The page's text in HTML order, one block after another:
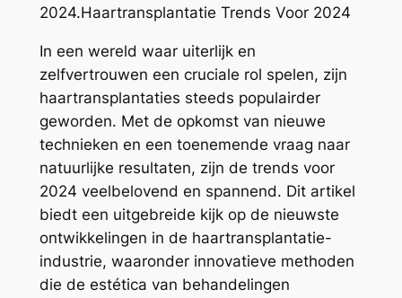
2024.Haartransplantatie Trends Voor 2024
In een wereld waar uiterlijk en
zelfvertrouwen een cruciale rol spelen, zijn
haartransplantaties steeds populairder
geworden. Met de opkomst van nieuwe
technieken en een toenemende vraag naar
natuurlijke resultaten, zijn de trends voor
2024 veelbelovend en spannend. Dit artikel
biedt een uitgebreide kijk op de nieuwste
ontwikkelingen in de haartransplantatie-
industrie, waaronder innovatieve methoden
die de estética van behandelingen